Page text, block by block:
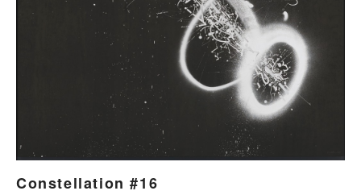
Constellation #16